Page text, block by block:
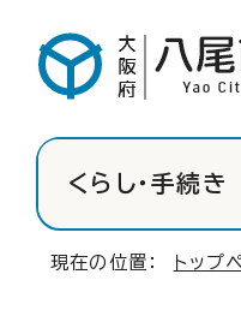
くらし・手続き
現在の位置： トップ